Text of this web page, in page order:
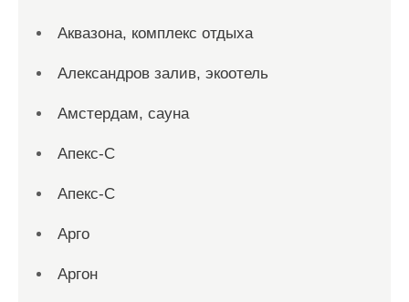
Аквазона, комплекс отдыха
Александров залив, экоотель
Амстердам, сауна
Апекс-С
Апекс-С
Арго
Аргон